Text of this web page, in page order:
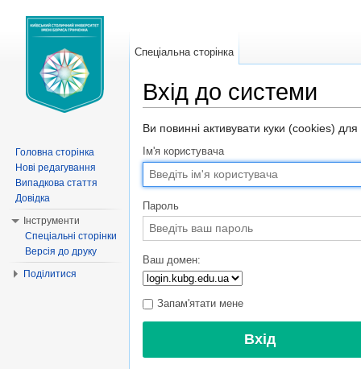
Вхід до системи
Ви повинні активувати куки (cookies)
Ім'я користувача
Пароль
Ваш домен:
Запам'ятати мене
Спеціальна сторінка
Головна сторінка
Нові редагування
Випадкова стаття
Довідка
Інструменти
Спеціальні сторінки
Версія до друку
Поділитися